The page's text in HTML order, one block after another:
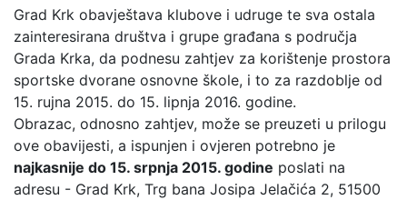
Grad Krk obavještava klubove i udruge te sva ostala
zainteresirana društva i grupe građana s područja
Grada Krka, da podnesu zahtjev za korištenje prostora
sportske dvorane osnovne škole, i to za razdoblje od
15. rujna 2015. do 15. lipnja 2016. godine.
Obrazac, odnosno zahtjev, može se preuzeti u prilogu
ove obavijesti, a ispunjen i ovjeren potrebno je
najkasnije do 15. srpnja 2015. godine poslati na
adresu - Grad Krk, Trg bana Josipa Jelačića 2, 51500